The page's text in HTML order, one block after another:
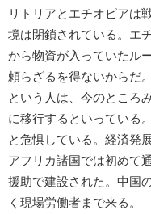
リトリアとエチオピアは
境は閉鎖されている。エ
から物資が入っていたル
頼らざるを得ないからだ
という人は、今のところ
に移行するといっている
と危惧している。経済発
アフリカ諸国では初めて
援助で建設された。中国
く現場労働者まで来る。